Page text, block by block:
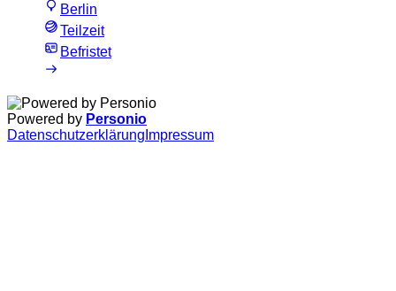
Berlin
Teilzeit
Befristet
Powered by Personio
Datenschutzerklärung Impressum